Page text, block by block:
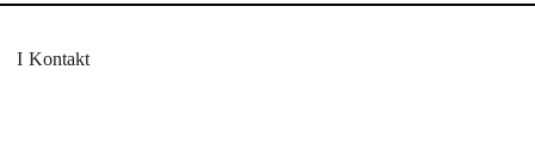
Kontakt